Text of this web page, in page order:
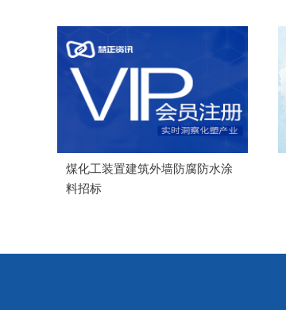
煤化工装置建筑外墙防腐防水涂
料招标